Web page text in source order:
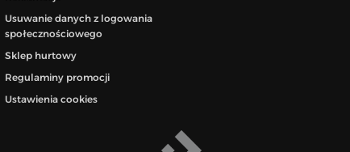
Usuwanie danych z logowania
społecznościowego
Sklep hurtowy
Regulaminy promocji
Ustawienia cookies